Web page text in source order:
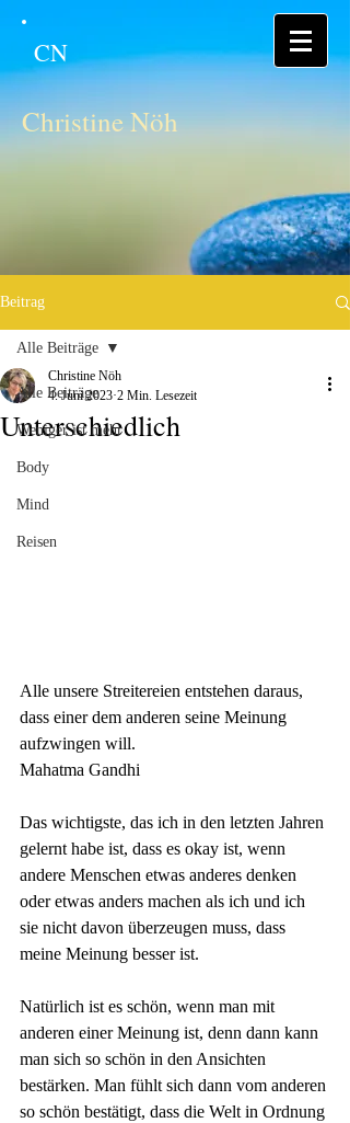
CN
Christine Nöh
Beitrag
Alle Beiträge
Weniger ist mehr
Body
Mind
Reisen
Alle Beiträge
Unterschiedlich
Christine Nöh
4. Juni 2023 2 Min. Lesezeit
Alle unsere Streitereien entstehen daraus,
dass einer dem anderen seine Meinung
aufzwingen will.
Mahatma Gandhi
Das wichtigste, das ich in den letzten Jahren
gelernt habe ist, dass es okay ist, wenn
andere Menschen etwas anderes denken
oder etwas anders machen als ich und ich
sie nicht davon überzeugen muss, dass
meine Meinung besser ist.
Natürlich ist es schön, wenn man mit
anderen einer Meinung ist, denn dann kann
man sich so schön in den Ansichten
bestärken. Man fühlt sich dann vom anderen
so schön bestätigt, dass die Welt in Ordnung